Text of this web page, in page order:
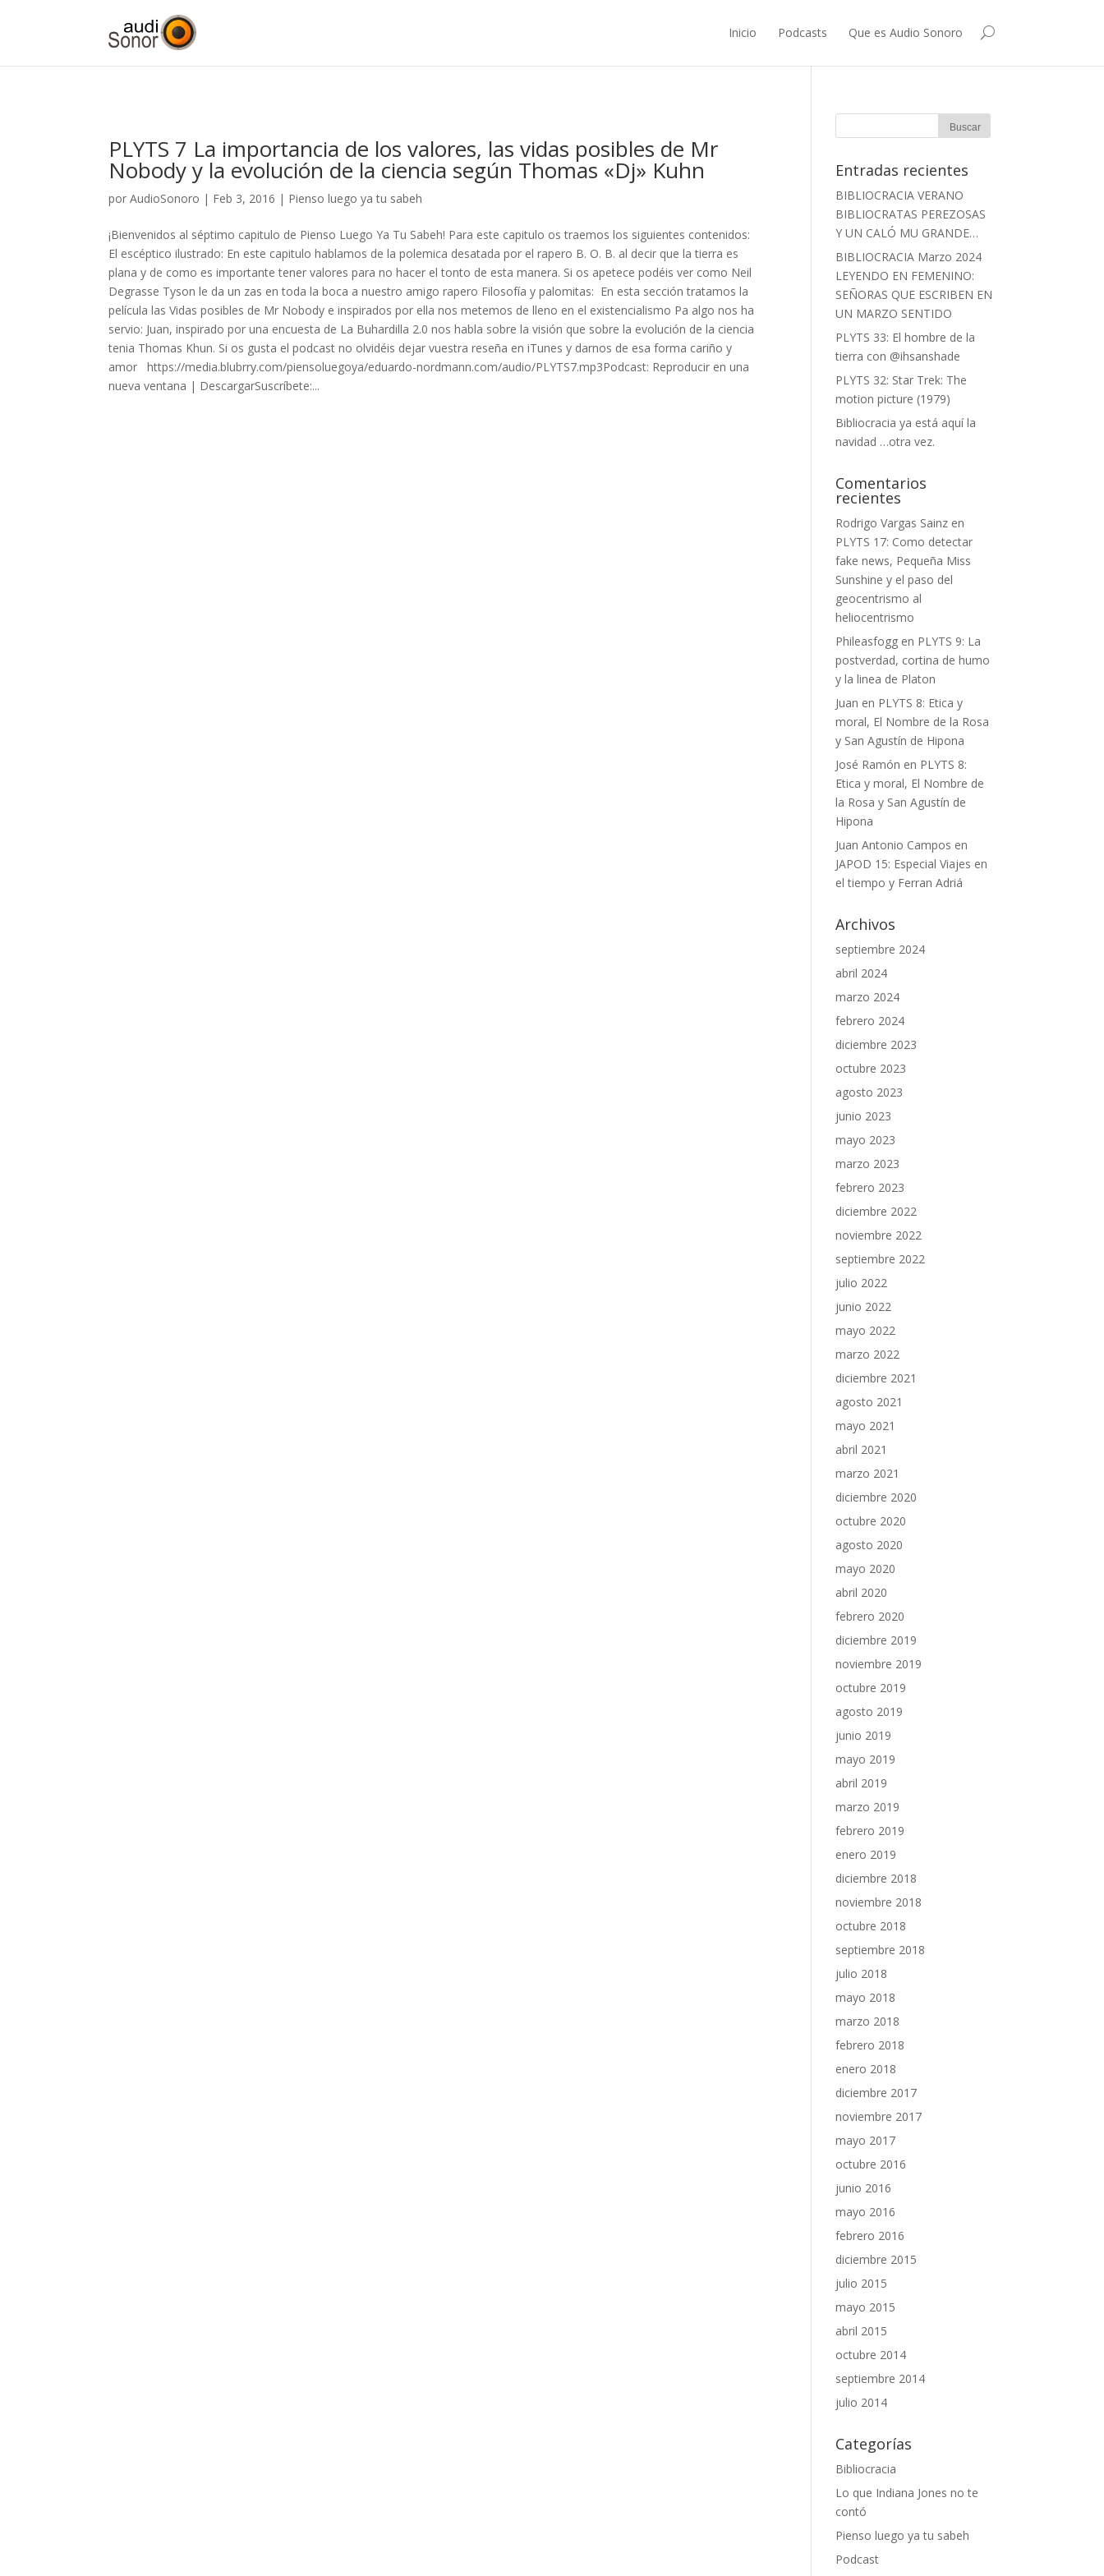
Inicio Podcasts Que es Audio Sonoro
PLYTS 7 La importancia de los valores, las vidas posibles de Mr
Nobody y la evolución de la ciencia según Thomas «Dj» Kuhn
por AudioSonoro | Feb 3, 2016 | Pienso luego ya tu sabeh
¡Bienvenidos al séptimo capitulo de Pienso Luego Ya Tu Sabeh! Para este capitulo os traemos los siguientes contenidos:
El escéptico ilustrado: En este capitulo hablamos de la polemica desatada por el rapero B. O. B. al decir que la tierra es
plana y de como es importante tener valores para no hacer el tonto de esta manera. Si os apetece podéis ver como Neil
Degrasse Tyson le da un zas en toda la boca a nuestro amigo rapero Filosofía y palomitas: En esta sección tratamos la
película las Vidas posibles de Mr Nobody e inspirados por ella nos metemos de lleno en el existencialismo Pa algo nos ha
servio: Juan, inspirado por una encuesta de La Buhardilla 2.0 nos habla sobre la visión que sobre la evolución de la ciencia
tenia Thomas Khun. Si os gusta el podcast no olvidéis dejar vuestra reseña en iTunes y darnos de esa forma cariño y
amor https://media.blubrry.com/piensoluegoya/eduardo-nordmann.com/audio/PLYTS7.mp3Podcast: Reproducir en una
nueva ventana | DescargarSuscríbete:...
Entradas recientes
BIBLIOCRACIA VERANO
BIBLIOCRATAS PEREZOSAS
Y UN CALÓ MU GRANDE…
BIBLIOCRACIA Marzo 2024
LEYENDO EN FEMENINO:
SEÑORAS QUE ESCRIBEN EN
UN MARZO SENTIDO
PLYTS 33: El hombre de la
tierra con @ihsanshade
PLYTS 32: Star Trek: The
motion picture (1979)
Bibliocracia ya está aquí la
navidad …otra vez.
Comentarios
recientes
Rodrigo Vargas Sainz en
PLYTS 17: Como detectar
fake news, Pequeña Miss
Sunshine y el paso del
geocentrismo al
heliocentrismo
Phileasfogg en PLYTS 9: La
postverdad, cortina de humo
y la linea de Platon
Juan en PLYTS 8: Etica y
moral, El Nombre de la Rosa
y San Agustín de Hipona
José Ramón en PLYTS 8:
Etica y moral, El Nombre de
la Rosa y San Agustín de
Hipona
Juan Antonio Campos en
JAPOD 15: Especial Viajes en
el tiempo y Ferran Adriá
Archivos
septiembre 2024
abril 2024
marzo 2024
febrero 2024
diciembre 2023
octubre 2023
agosto 2023
junio 2023
mayo 2023
marzo 2023
febrero 2023
diciembre 2022
noviembre 2022
septiembre 2022
julio 2022
junio 2022
mayo 2022
marzo 2022
diciembre 2021
agosto 2021
mayo 2021
abril 2021
marzo 2021
diciembre 2020
octubre 2020
agosto 2020
mayo 2020
abril 2020
febrero 2020
diciembre 2019
noviembre 2019
octubre 2019
agosto 2019
junio 2019
mayo 2019
abril 2019
marzo 2019
febrero 2019
enero 2019
diciembre 2018
noviembre 2018
octubre 2018
septiembre 2018
julio 2018
mayo 2018
marzo 2018
febrero 2018
enero 2018
diciembre 2017
noviembre 2017
mayo 2017
octubre 2016
junio 2016
mayo 2016
febrero 2016
diciembre 2015
julio 2015
mayo 2015
abril 2015
octubre 2014
septiembre 2014
julio 2014
Categorías
Bibliocracia
Lo que Indiana Jones no te
contó
Pienso luego ya tu sabeh
Podcast